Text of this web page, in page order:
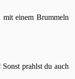
einem Brummeln
prahlst du auch